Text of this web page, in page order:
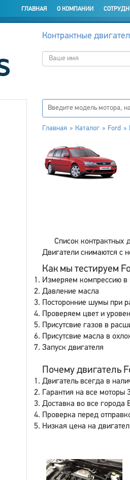
ГЛАВНАЯ О КОМПАНИИ
Контрактные
Главная Каталог Ford
Список контрактных
Двигатели снимаются с
Как мы тестируем
Измеряем компрессию в
Давление масла
Посторонние шумы при
Проверяем цвет и
Присутсвие газов в
Присутсвие масла в
Запуск двигателя
Почему двигатель
Двигатель всегда в
Гарантия на все моторы
Доставка во все города
Проверка перед
Низкая цена на